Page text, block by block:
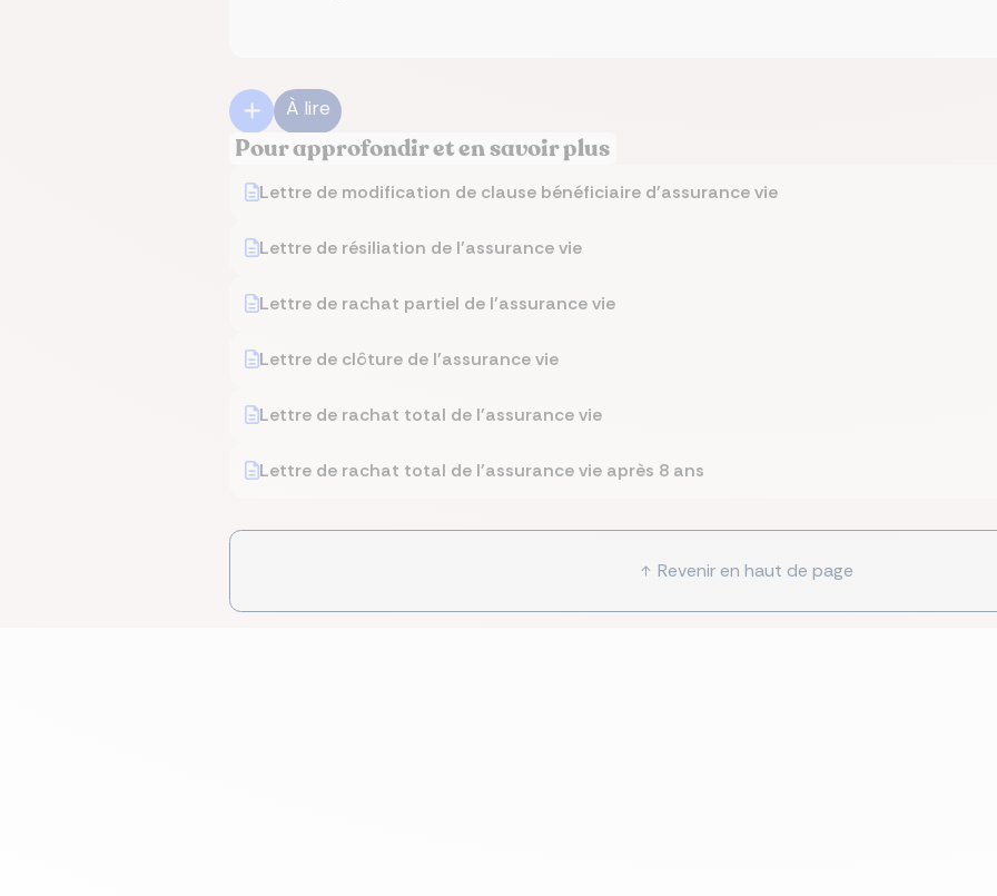
À lire
Pour approfondir et en savoir plus
Lettre de modification de clause bénéficiaire d'assurance vie
Lettre de résiliation de l'assurance vie
Lettre de rachat partiel de l'assurance vie
Lettre de clôture de l'assurance vie
Lettre de rachat total de l'assurance vie
Lettre de rachat total de l'assurance vie après 8 ans
Revenir en haut de page